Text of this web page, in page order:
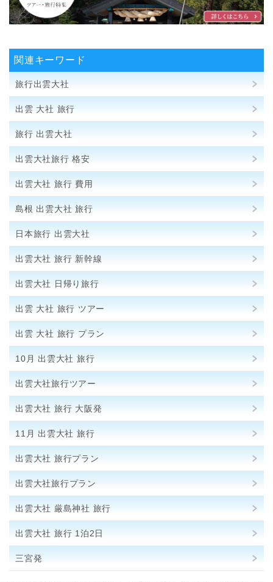
関連キーワード
旅行出雲大社
出雲 大社 旅行
旅行 出雲大社
出雲大社旅行 格安
出雲大社 旅行 費用
島根 出雲大社 旅行
日本旅行 出雲大社
出雲大社 旅行 新幹線
出雲大社 日帰り旅行
出雲 大社 旅行 ツアー
出雲 大社 旅行 プラン
10月 出雲大社 旅行
出雲大社旅行ツアー
出雲大社 旅行 大阪発
11月 出雲大社 旅行
出雲大社 旅行プラン
出雲大社旅行プラン
出雲大社 厳島神社 旅行
出雲大社 旅行 1泊2日
三宮発